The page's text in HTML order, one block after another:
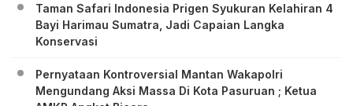
Taman Safari Indonesia Prigen Syukuran Kelahiran 4
Bayi Harimau Sumatra, Jadi Capaian Langka
Konservasi
Pernyataan Kontroversial Mantan Wakapolri
Mengundang Aksi Massa Di Kota Pasuruan ; Ketua